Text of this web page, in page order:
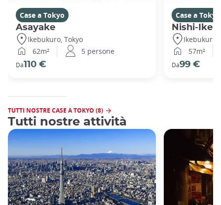
Case a Tokyo
Asayake
Ikebukuro, Tokyo
62m²
5 persone
Da110 €
Case a Tokyo
Nishi-
Ikebukuro,
57m²
Da99 €
TUTTI NOSTRE CASE A TOKYO (8)
Tutti nostre attività